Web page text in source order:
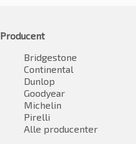
Producent
Bridgestone
Continental
Dunlop
Goodyear
Michelin
Pirelli
Alle producenter